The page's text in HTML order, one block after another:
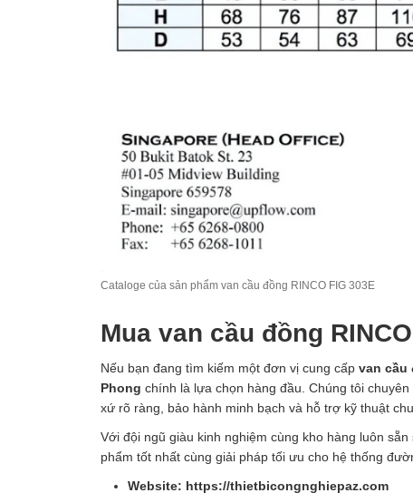
Cataloge của sản phẩm van cầu đồng RINCO FIG 303E
Mua van cầu đồng
Nếu bạn đang tìm kiếm một đơn vị cung cấp van cầu
Phong chính là lựa chọn hàng đầu. Chúng tôi
xứ rõ ràng, bảo hành minh bạch và hỗ trợ kỹ thuật
Với đội ngũ giàu kinh nghiệm cùng kho hàng luôn sẵn
phẩm tốt nhất cùng giải pháp tối ưu cho hệ thống
Website: https://thietbicongnghiepaz.com